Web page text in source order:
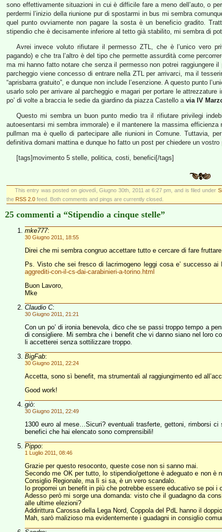
sono effettivamente situazioni in cui è difficile fare a meno dell’auto, o
perdermi l’inizio della riunione pur di spostarmi in bus mi sembra
quel punto ovviamente non pagare la sosta è un beneficio gradito.
stipendio che è decisamente inferiore al tetto già stabilito, mi sembra di
Avrei invece voluto rifiutare il permesso ZTL, che è l’unico vero
pagando) e che tra l’altro è del tipo che permette assurdità come
ma mi hanno fatto notare che senza il permesso non potrei raggiungere
parcheggio viene concesso di entrare nella ZTL per arrivarci, ma il
“aprisbarra gratuito”, e dunque non include l’esenzione. A questo punto
usarlo solo per arrivare al parcheggio e magari per portare le attrezzature
po’ di volte a braccia le sedie da giardino da piazza Castello a via IV
Questo mi sembra un buon punto medio tra il rifiutare privilegi
autoesentarsi mi sembra immorale) e il mantenere la massima
pullman ma è quello di partecipare alle riunioni in Comune. Tuttavia,
definitiva domani mattina e dunque ho fatto un post per chiedere un vostro
[tags]movimento 5 stelle, politica, costi, benefici[/tags]
This entry was posted on giovedì, Giugno 30th, 2011 at 6:27 pm, and is filed under
the RSS 2.0 feed. Both comments and pings are currently closed.
25 commenti a “Stipendio a cinque stelle”
mke777:
30 Giugno 2011, 18:55
Direi che mi sembra congruo accettare tutto e cercare di fare
Ps. Visto che sei fresco di lacrimogeno leggi cosa e’ successo
aggrediti-con-il-cs-dai-carabinieri-a-torino.html
Buon Lavoro,
Mke
Claudio C:
30 Giugno 2011, 21:21
Con un po’ di ironia benevola, dico che se passi troppo tempo a
di consigliere. Mi sembra che i benefit che vi danno siano nel loro
li accetterei senza sottilizzare troppo.
BigFab:
30 Giugno 2011, 22:24
Accetta, sono sì benefit, ma strumentali al raggiungimento ed
Good work!
giò:
30 Giugno 2011, 22:49
1300 euro al mese…Sicuri? eventuali trasferte, gettoni, rimborsi
benefici che hai elencato sono comprensibili!
Pippo:
1 Luglio 2011, 08:46
Grazie per questo resoconto, queste cose non si sanno mai.
Secondo me OK per tutto, lo stipendio/gettone è adeguato e non
Consiglio Regionale, ma lì si sa, è un vero scandalo.
Io proporrei un benefit in più che potrebbe essere educativo se poi
Adesso però mi sorge una domanda: visto che il guadagno da
alle ultime elezioni?
Addirittura Carossa della Lega Nord, Coppola del PdL hanno il
Mah, sarò malizioso ma evidentemente i guadagni in consiglio